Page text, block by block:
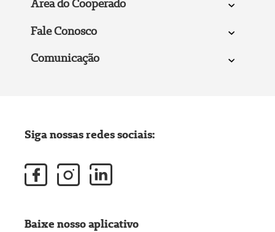
Área do Cooperado
Fale Conosco
Comunicação
Siga nossas redes sociais:
Baixe nosso aplicativo